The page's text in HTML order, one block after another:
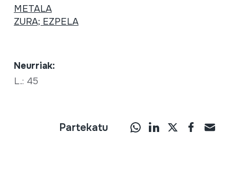
METALA
ZURA; EZPELA
Neurriak:
L.: 45
Partekatu